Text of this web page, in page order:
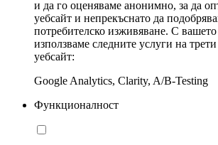
и да го оценяваме анонимно, за да
уебсайт и непрекъснато да
потребителско изживяване. С вашето
използваме следните услуги на
уебсайт:
Google Analytics, Clarity, A/B-Testing
Функционалност